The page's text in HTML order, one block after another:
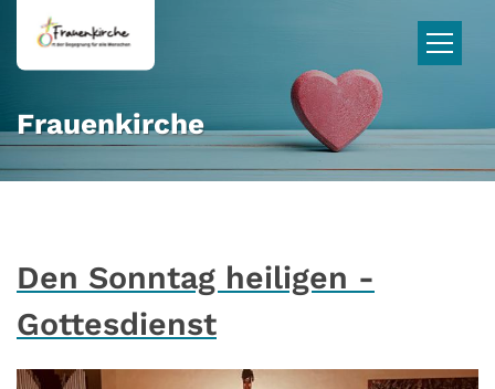
Zum Inhalt springen
Frauenkirche
Den Sonntag heiligen -
Gottesdienst